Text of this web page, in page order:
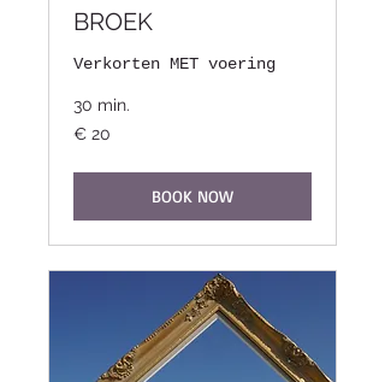
BROEK
Verkorten MET voering
30 min.
20
euro
€ 20
BOOK NOW